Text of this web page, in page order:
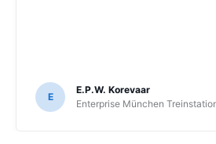
E
E.P.W. Korevaar
Enterprise München